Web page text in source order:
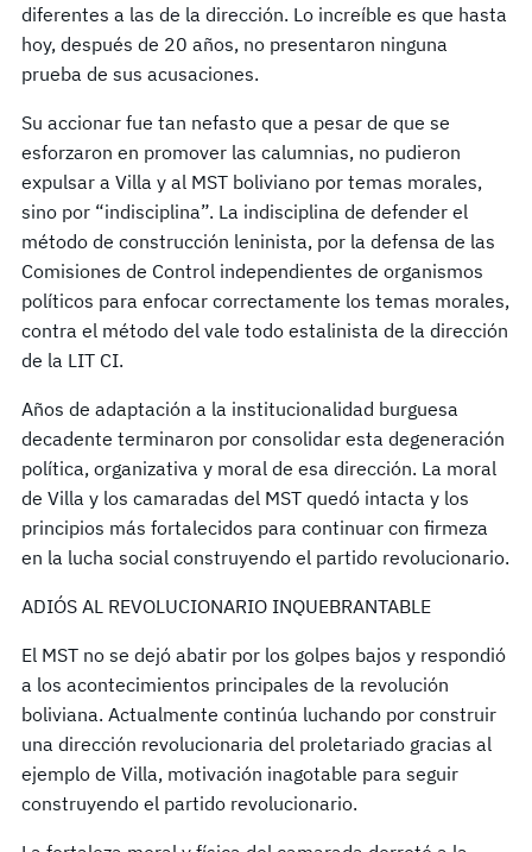
diferentes a las de la dirección. Lo increíble es que hasta
hoy, después de 20 años, no presentaron ninguna
prueba de sus acusaciones.
Su accionar fue tan nefasto que a pesar de que se
esforzaron en promover las calumnias, no pudieron
expulsar a Villa y al MST boliviano por temas morales,
sino por “indisciplina”. La indisciplina de defender el
método de construcción leninista, por la defensa de las
Comisiones de Control independientes de organismos
políticos para enfocar correctamente los temas morales,
contra el método del vale todo estalinista de la dirección
de la LIT CI.
Años de adaptación a la institucionalidad burguesa
decadente terminaron por consolidar esta degeneración
política, organizativa y moral de esa dirección. La moral
de Villa y los camaradas del MST quedó intacta y los
principios más fortalecidos para continuar con firmeza
en la lucha social construyendo el partido revolucionario.
ADIÓS AL REVOLUCIONARIO INQUEBRANTABLE
El MST no se dejó abatir por los golpes bajos y respondió
a los acontecimientos principales de la revolución
boliviana. Actualmente continúa luchando por construir
una dirección revolucionaria del proletariado gracias al
ejemplo de Villa, motivación inagotable para seguir
construyendo el partido revolucionario.